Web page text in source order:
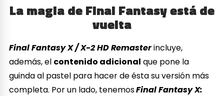
La magia de Final Fantasy está de
vuelta
Final Fantasy X / X-2 HD Remasterincluye,
además, el contenido adicional que pone la
guinda al pastel para hacer de ésta su versión más
completa. Por un lado, tenemosFinal Fantasy X: